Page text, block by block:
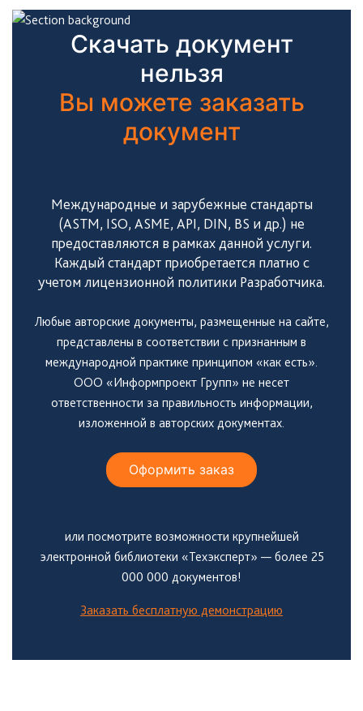
Скачать документ
нельзя
Вы можете заказать
документ
Международные и зарубежные стандарты
(ASTM, ISO, ASME, API, DIN, BS и др.) не
предоставляются в рамках данной услуги.
Каждый стандарт приобретается платно с
учетом лицензионной политики Разработчика.
Любые авторские документы, размещенные на сайте,
представлены в соответствии с признанным в
международной практике принципом «как есть».
ООО «Информпроект Групп» не несет
ответственности за правильность информации,
изложенной в авторских документах.
Оформить заказ
или посмотрите возможности крупнейшей
электронной библиотеки «Техэксперт» — более 25
000 000 документов!
Заказать бесплатную демонстрацию